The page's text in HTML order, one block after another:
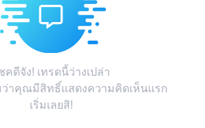
คดีจัง! เทรดนี้ว่างเปล่า
าคุณมีสิทธิ์แสดงความคิดเห็นแรก
เริ่มเลยสิ!